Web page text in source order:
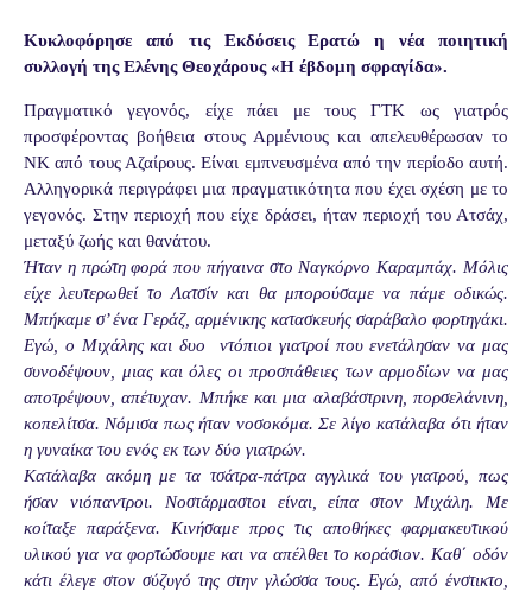
Κυκλοφόρησε από τις Εκδόσεις Ερατώ η νέα ποιητική
συλλογή της Ελένης Θεοχάρους «Η έβδομη σφραγίδα».
Πραγματικό γεγονός, είχε πάει με τους ΓΤΚ ως γιατρός
προσφέροντας βοήθεια στους Αρμένιους και απελευθέρωσαν το
ΝΚ από τους Αζαίρους. Είναι εμπνευσμένα από την περίοδο αυτή.
Αλληγορικά περιγράφει μια πραγματικότητα που έχει σχέση με το
γεγονός. Στην περιοχή που είχε δράσει, ήταν περιοχή του Ατσάχ,
μεταξύ ζωής και θανάτου.
Ήταν η πρώτη φορά που πήγαινα στο Ναγκόρνο Καραμπάχ. Μόλις
είχε λευτερωθεί το Λατσίν και θα μπορούσαμε να πάμε οδικώς.
Μπήκαμε σ’ ένα Γεράζ, αρμένικης κατασκευής σαράβαλο φορτηγάκι.
Εγώ, ο Μιχάλης και δυο ντόπιοι γιατροί που ενετάλησαν να μας
συνοδέψουν, μιας και όλες οι προσπάθειες των αρμοδίων να μας
αποτρέψουν, απέτυχαν. Μπήκε και μια αλαβάστρινη, πορσελάνινη,
κοπελίτσα. Νόμισα πως ήταν νοσοκόμα. Σε λίγο κατάλαβα ότι ήταν
η γυναίκα του ενός εκ των δύο γιατρών.
Κατάλαβα ακόμη με τα τσάτρα-πάτρα αγγλικά του γιατρού, πως
ήσαν νιόπαντροι. Νοστάρμαστοι είναι, είπα στον Μιχάλη. Με
κοίταξε παράξενα. Κινήσαμε προς τις αποθήκες φαρμακευτικού
υλικού για να φορτώσουμε και να απέλθει το κοράσιον. Καθ΄ οδόν
κάτι έλεγε στον σύζυγό της στην γλώσσα τους. Εγώ, από ένστικτο,